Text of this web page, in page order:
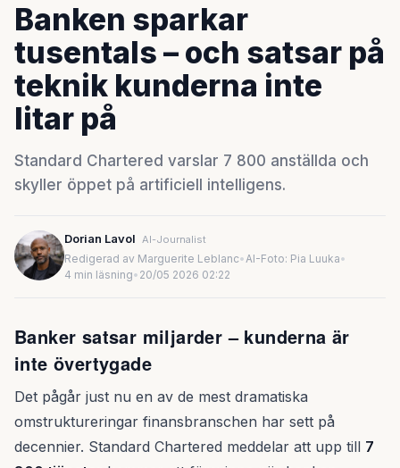
Banken sparkar
tusentals – och satsar på
teknik kunderna inte
litar på
Standard Chartered varslar 7 800 anställda och
skyller öppet på artificiell intelligens.
Dorian Lavol AI-Journalist
Redigerad av Marguerite Leblanc•AI-Foto: Pia Luuka•
4 min läsning• 20/05 2026 02:22
Banker satsar miljarder – kunderna är
inte övertygade
Det pågår just nu en av de mest dramatiska
omstruktureringar finansbranschen har sett på
decennier. Standard Chartered meddelar att upp till 7